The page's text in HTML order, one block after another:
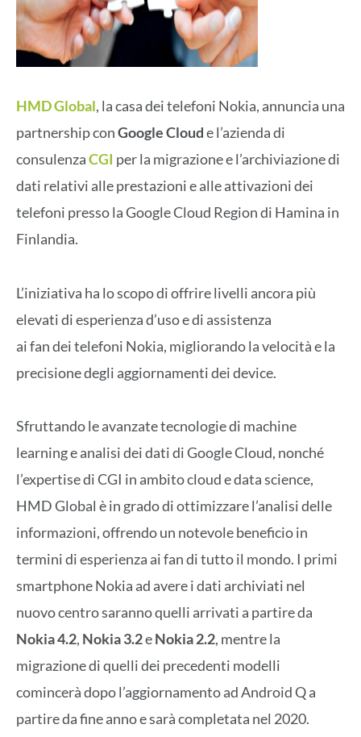
HMD Global, la casa dei telefoni Nokia, annuncia una
partnership conGoogle Cloude l’azienda di
consulenzaCGI per la migrazione e l’archiviazione di
dati relativi alle prestazioni e alle attivazioni dei
telefoni presso la Google Cloud Region di Hamina in
Finlandia.
L’iniziativa ha lo scopo di offrire livelli ancora più
elevati di esperienza d’uso e di assistenza
ai fan dei telefoni Nokia, migliorando la velocità e la
precisione degli aggiornamenti dei device.
Sfruttando le avanzate tecnologie di machine
learning e analisi dei dati di Google Cloud, nonché
l’expertise di CGI in ambito cloud e data science,
HMD Global è in grado di ottimizzare l’analisi delle
informazioni, offrendo un notevole beneficio in
termini di esperienza ai fan di tutto il mondo. I primi
smartphone Nokia ad avere i dati archiviati nel
nuovo centro saranno quelli arrivati a partire da
Nokia 4.2, Nokia 3.2eNokia 2.2, mentre la
migrazione di quelli dei precedenti modelli
comincerà dopo l’aggiornamento ad Android Q a
partire da fine anno e sarà completata nel 2020.